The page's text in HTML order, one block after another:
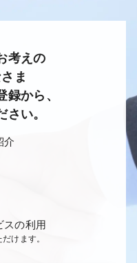
考えの
ま
録から、
い。
介
スの利用
けます。